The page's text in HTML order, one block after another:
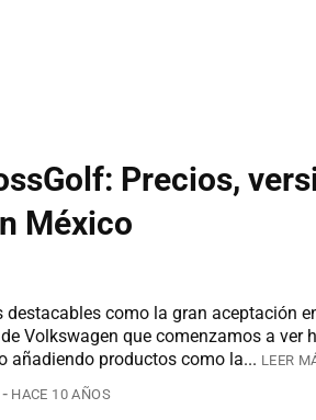
Precios,
México
como la gran aceptación
Volkswagen que comenzamos a ver
añadiendo productos como la... LEER
HACE 10 AÑOS